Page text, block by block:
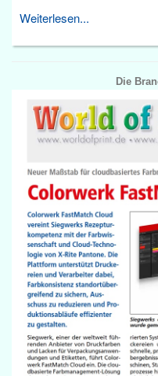
Weiterlesen...
Die